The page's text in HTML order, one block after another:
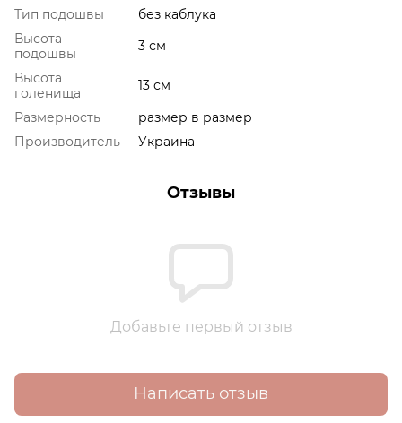
Тип подошвы
без каблука
Высота
подошвы
3 см
Высота
голенища
13 см
Размерность
размер в размер
Производитель
Украина
Отзывы
Добавьте первый отзыв
Написать отзыв